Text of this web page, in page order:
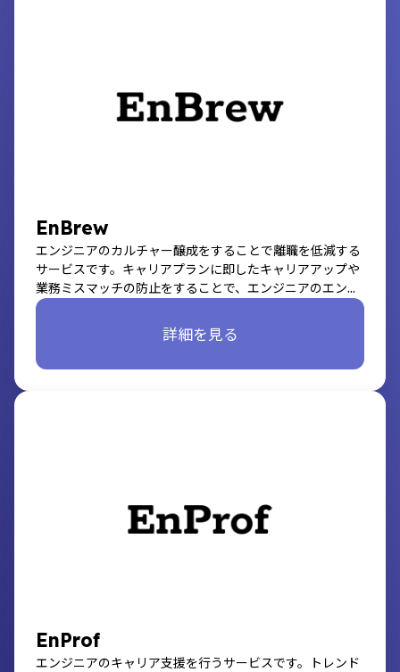
EnBrew
エンジニアのカルチャー醸成をすることで離職を低減する
サービスです。キャリアプランに即したキャリアアップや
業務ミスマッチの防止をすることで、エンジニアのエンゲ
ージメント向上を実現します。
詳細を見る
EnProf
エンジニアのキャリア支援を行うサービスです。トレンド